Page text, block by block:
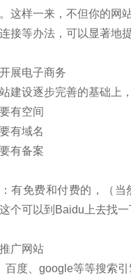
这样一来，不但你的网
接等办法，可以显著地
展电子商务
建设逐步完善的基础上
有空间
有域名
有备案
有免费和付费的，（
个可以到Baidu上去找
广网站
百度、google等等搜索